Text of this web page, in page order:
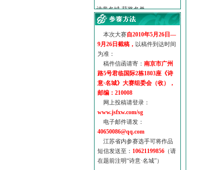
·诗意名城·地铁时间
地铁完美呈现【诗意·名城...
参赛作品多达5000多首
“诗意·名城”晒诗会
特别通知--致广大诗词爱好...
本次大赛自2010年5月26日—
9月26日截稿， 以稿件到达时间
为准：
稿件信函请寄： 南京市广州
路5号君临国际2栋1803座《诗
意·名城》大赛组委会（收），
邮编：210008
网上投稿请登录：
www.jsfxw.com/sg
电子邮件请发：
40650086@qq.com
江苏省内参赛选手可将作品
短信发送至： 10621199856 （请
在题前注明“诗意·名城”）